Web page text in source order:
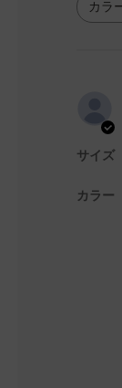
カラ
全て
サイズ
カラー